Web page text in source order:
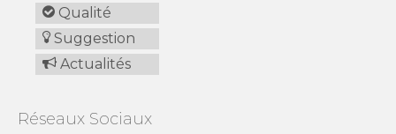
Qualité
Suggestion
Actualités
Réseaux Sociaux